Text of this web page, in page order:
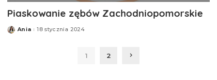
Piaskowanie zębów Zachodniopomorskie
Posted
Ania 18 stycznia 2024
1 2